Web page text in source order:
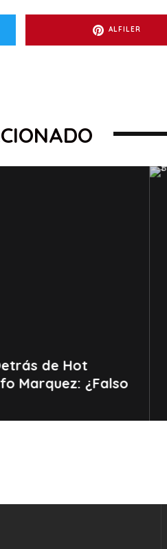
ALFILER
de Hot
Marquez: ¿Falso